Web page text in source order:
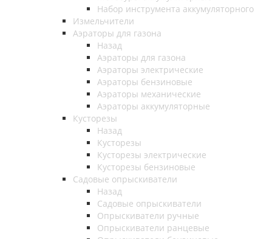
Набор инструмента аккумуляторного
Измельчители
Аэраторы для газона
Назад
Аэраторы для газона
Аэраторы электрические
Аэраторы бензиновые
Аэраторы механические
Аэраторы аккумуляторные
Кусторезы
Назад
Кусторезы
Кусторезы электрические
Кусторезы бензиновые
Садовые опрыскиватели
Назад
Садовые опрыскиватели
Опрыскиватели ручные
Опрыскиватели ранцевые